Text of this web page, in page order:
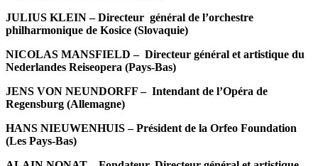
JULIUS KLEIN – Directeur général de l’orchestre
philharmonique de Kosice (Slovaquie)
NICOLAS MANSFIELD – Directeur général et artistique du
Nederlandes Reiseopera (Pays-Bas)
JENS VON NEUNDORFF – Intendant de l’Opéra de
Regensburg (Allemagne)
HANS NIEUWENHUIS – Président de la Orfeo Foundation
(Les Pays-Bas)